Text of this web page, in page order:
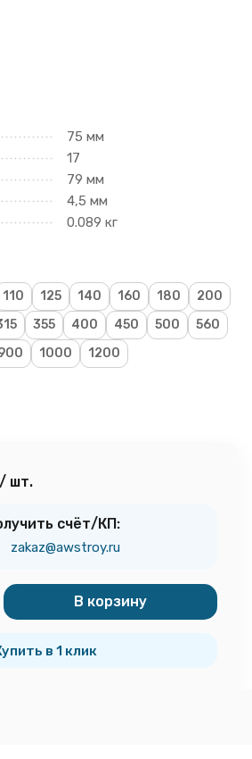
75 мм
17
79 мм
4,5 мм
0.089 кг
110 125 140 160 180
200
355 400 450 500
560
1000 1200
/ шт.
счёт/КП:
zakaz@awstroy.ru
В корзину
в 1 клик